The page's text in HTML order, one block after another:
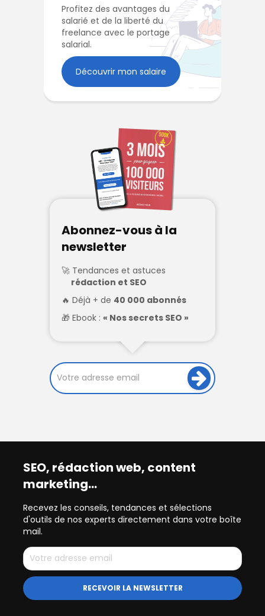
Profitez des avantages du
salarié et de la liberté du
freelance avec le portage
salarial.
Découvrir mon salaire
Abonnez-vous à la
newsletter
Tendances et astuces
rédaction et SEO
Déjà + de 40 000 abonnés
Ebook : « Nos secrets SEO »
SEO, rédaction web, content
marketing…
Recevez les conseils, tendances et sélections
d'outils de nos experts directement dans votre boîte
mail.